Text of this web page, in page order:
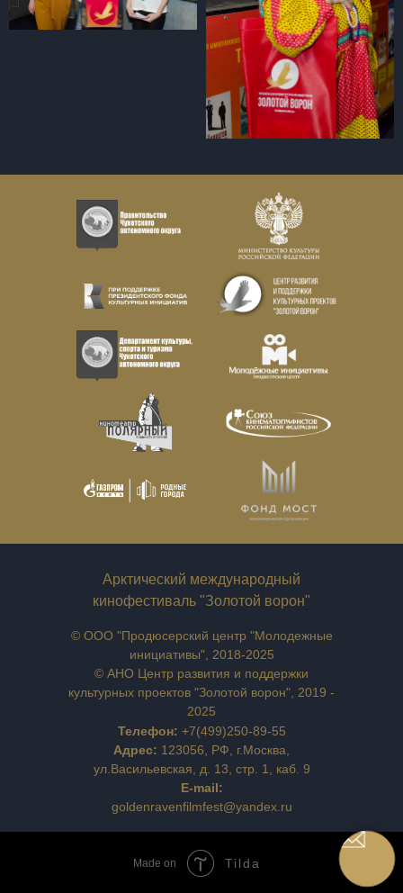
Арктический международный
кинофестиваль "Золотой ворон"
Телефон: +7(499)250-89-55
Адрес: 123056, РФ, г.Москва,
ул.Васильевская, д. 13, стр. 1, каб. 9
E-mail:
goldenravenfilmfest@yandex.ru
© ООО "Продюсерский центр "Молодежные
инициативы", 2018-2025
© АНО Центр развития и поддержки
культурных проектов "Золотой ворон", 2019 -
2025
Made on Tilda